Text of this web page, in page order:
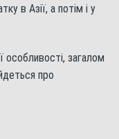
в Азії, а потім і у
особливості, загалом
про